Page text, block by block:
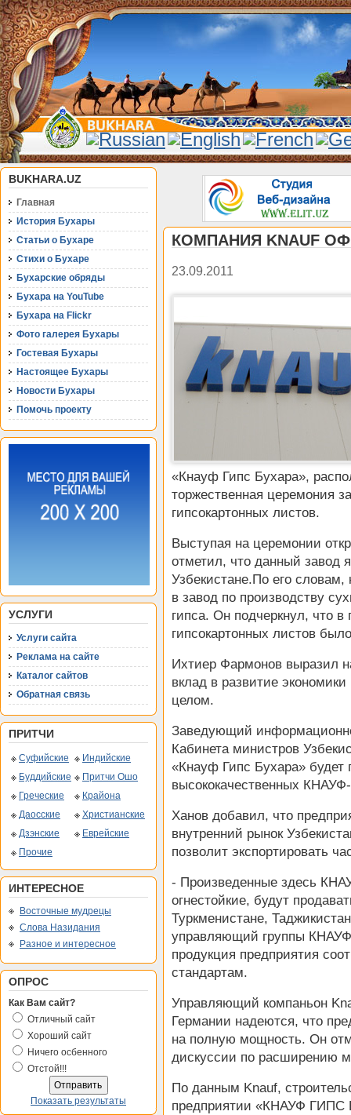
BUKHARA.UZ
Главная
История Бухары
Статьи о Бухаре
Стихи о Бухаре
Бухарские обряды
Бухара на YouTube
Бухара на Flickr
Фото галерея Бухары
Гостевая Бухары
Настоящее Бухары
Новости Бухары
Помочь проекту
УСЛУГИ
Услуги сайта
Реклама на сайте
Каталог сайтов
Обратная связь
ПРИТЧИ
Суфийские
Индийские
Буддийские
Притчи Ошо
Греческие
Крайона
Даосские
Христианские
Дзэнские
Еврейские
Прочие
ИНТЕРЕСНОЕ
Восточные мудрецы
Слова Назидания
Разное и интересное
ОПРОС
Как Вам сайт?
Отличный сайт
Хороший сайт
Ничего осбенного
Отстой!!!
Показать результаты
КОМПАНИЯ KNAUF
23.09.2011
«Кнауф Гипс Бухара»,
торжественная церемония
гипсокартонных листов.
Выступая на церемонии
отметил, что данный завод
Узбекистане.По его
в завод по производству
гипса. Он подчеркнул, что в
гипсокартонных листов
Ихтиер Фармонов выразил
вклад в развитие
целом.
Заведующий
Кабинета министров
«Кнауф Гипс Бухара» будет
высококачественных
Ханов добавил, что
внутренний рынок
позволит экспортировать
- Произведенные здесь
огнестойкие, будут
Туркменистане,
управляющий группы
продукция предприятия
стандартам.
Управляющий компаньон
Германии надеются, что
на полную мощность. Он
дискуссии по расширению
По данным Knauf,
предприятии «КНАУФ ГИПС